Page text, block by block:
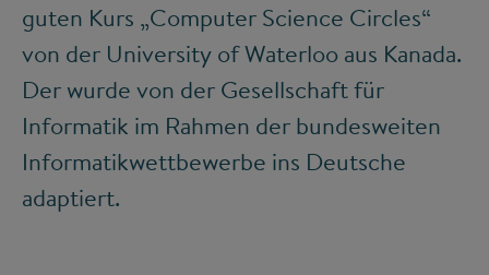
guten Kurs „Computer Science Circles“
von der University of Waterloo aus Kanada.
Der wurde von der Gesellschaft für
Informatik im Rahmen der bundesweiten
Informatikwettbewerbe ins Deutsche
adaptiert.